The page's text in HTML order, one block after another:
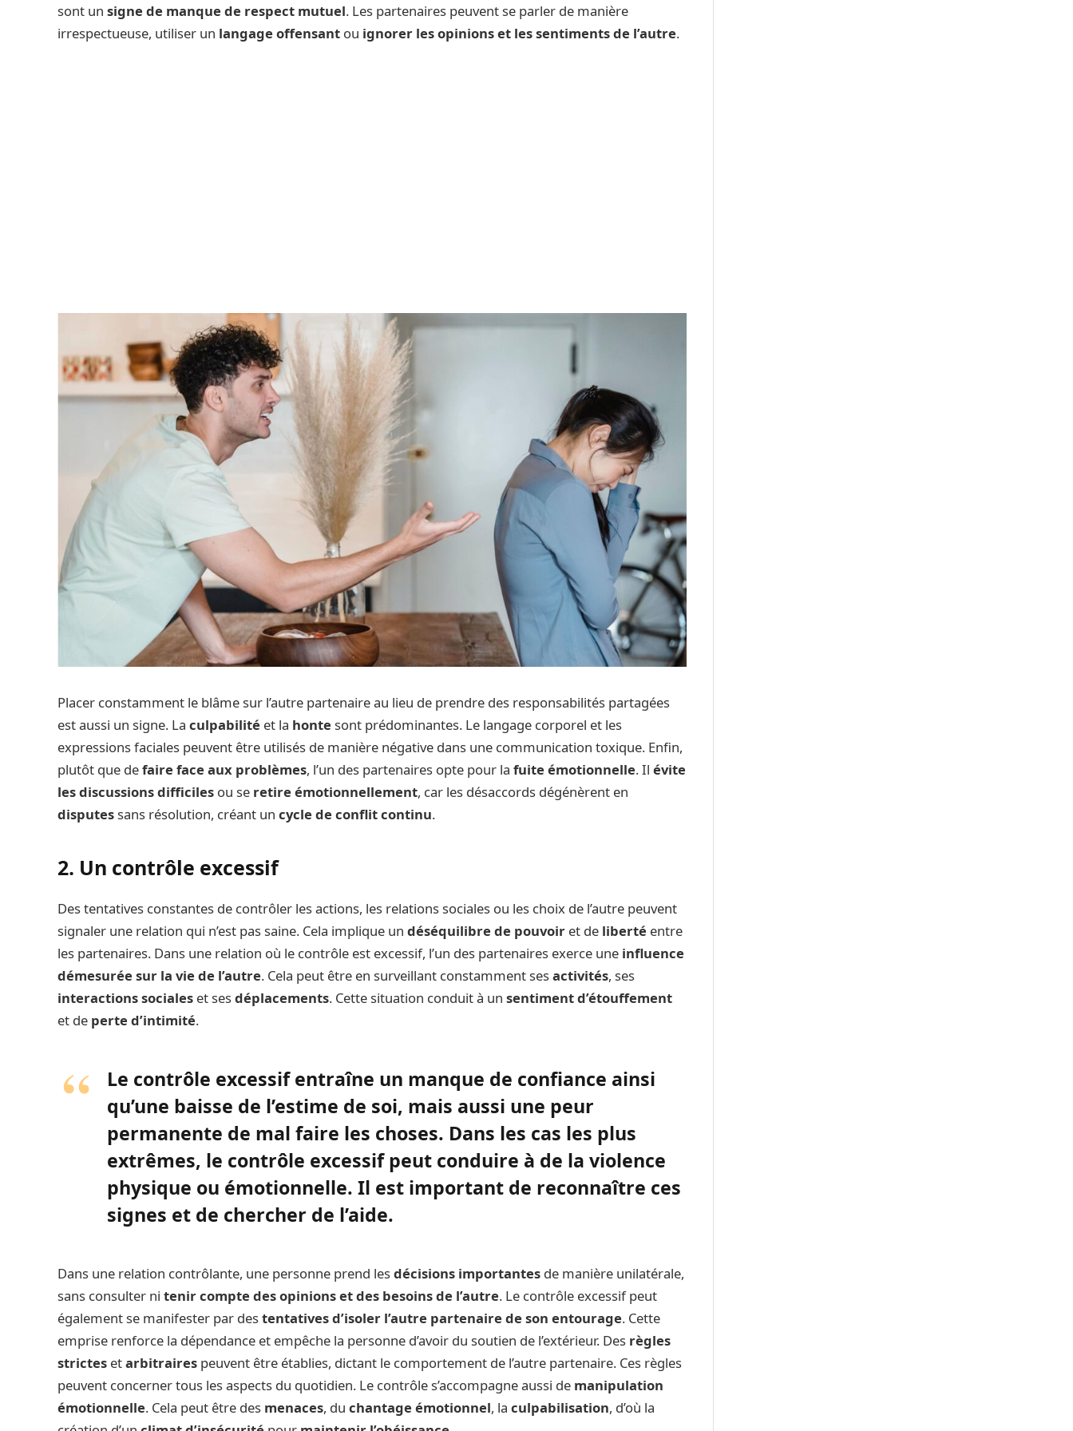
sont un signe de manque de respect mutuel. Les partenaires peuvent se parler de manière
irrespectueuse, utiliser un langage offensant ou ignorer les opinions et les sentiments de l’autre.
Placer constamment le blâme sur l’autre partenaire au lieu de prendre des responsabilités partagées
est aussi un signe. La culpabilité et la honte sont prédominantes. Le langage corporel et les
expressions faciales peuvent être utilisés de manière négative dans une communication toxique. Enfin,
plutôt que defaire face aux problèmes, l’un des partenaires opte pour la fuite émotionnelle. Il évite
les discussions difficiles ou se retire émotionnellement, car les désaccords dégénèrent en
disputessans résolution, créant un cycle de conflit continu.
2. Un contrôle excessif
Des tentatives constantes de contrôler les actions, les relations sociales ou les choix de l’autre peuvent
signaler une relation qui n’est pas saine. Cela implique un déséquilibre de pouvoir et de liberté entre
les partenaires. Dans une relation où le contrôle est excessif, l’un des partenaires exerce une influence
démesurée sur la vie de l’autre. Cela peut être en surveillant constamment sesactivités, ses
interactions sociales et sesdéplacements. Cette situation conduit à un sentiment d’étouffement
et de perte d’intimité.
Le contrôle excessif entraîne un manque de confiance ainsi
qu’une baisse de l’estime de soi, mais aussi une peur
permanente de mal faire les choses. Dans les cas les plus
extrêmes, le contrôle excessif peut conduire à de la violence
physique ou émotionnelle. Il est important de reconnaître ces
signes et de chercher de l’aide.
Dans une relation contrôlante, une personne prend lesdécisions importantes de manière unilatérale,
sans consulter ni tenir compte des opinions et des besoins de l’autre. Le contrôle excessif peut
également se manifester par destentatives d’isoler l’autre partenaire de son entourage. Cette
emprise renforce la dépendance et empêche la personne d’avoir du soutien de l’extérieur. Des règles
strictes etarbitraires peuvent être établies, dictant le comportement de l’autre partenaire. Ces règles
peuvent concerner tous les aspects du quotidien. Le contrôle s’accompagne aussi de manipulation
émotionnelle. Cela peut être des menaces, du chantage émotionnel, la culpabilisation, d’où la